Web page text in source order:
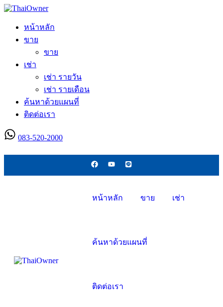
หน้าหลัก
ขาย
ขาย
เช่า
เช่า รายวัน
เช่า รายเดือน
ค้นหาด้วยแผนที่
ติดต่อเรา
083-520-2000
หน้าหลัก ขาย เช่า
ค้นหาด้วยแผนที่
ติดต่อเรา